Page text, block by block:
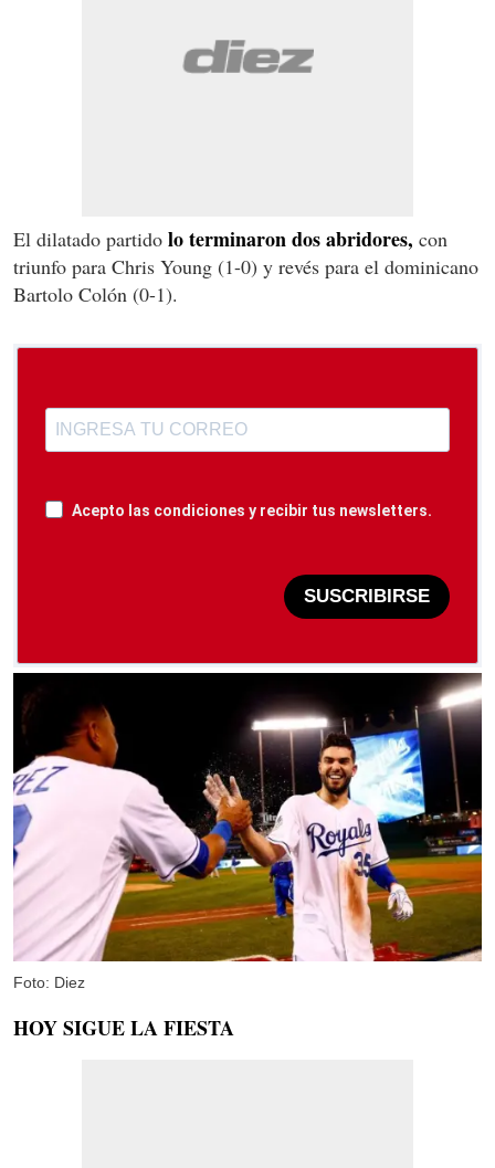
El dilatado partido lo terminaron dos abridores, con
triunfo para Chris Young (1-0) y revés para el dominicano
Bartolo Colón (0-1).
Acepto las condiciones y recibir tus newsletters.
SUSCRIBIRSE
Foto: Diez
HOY SIGUE LA FIESTA